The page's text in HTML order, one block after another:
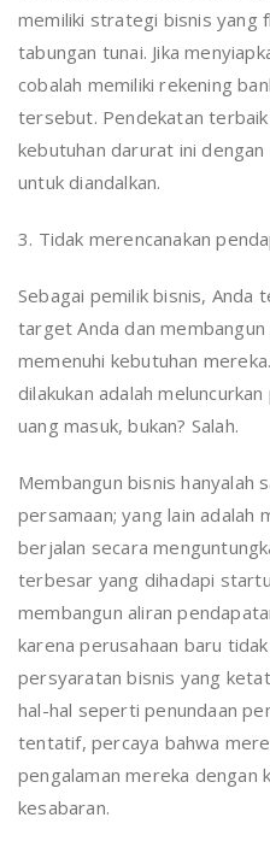
memiliki strategi bisnis yang
tabungan tunai. Jika
cobalah memiliki rekening
tersebut. Pendekatan
kebutuhan darurat ini
untuk diandalkan.
3. Tidak merencanakan
Sebagai pemilik bisnis, Anda
target Anda dan
memenuhi kebutuhan
dilakukan adalah
uang masuk, bukan? Salah.
Membangun bisnis hanyalah
persamaan; yang lain adalah
berjalan secara
terbesar yang dihadapi
membangun aliran
karena perusahaan baru
persyaratan bisnis yang
hal-hal seperti penundaan
tentatif, percaya bahwa
pengalaman mereka dengan
kesabaran.